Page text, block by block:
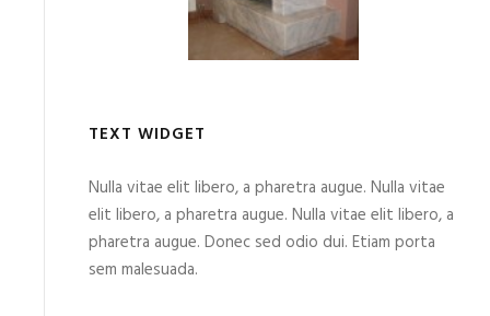
TEXT WIDGET
Nulla vitae elit libero, a pharetra augue. Nulla vitae
elit libero, a pharetra augue. Nulla vitae elit libero, a
pharetra augue. Donec sed odio dui. Etiam porta
sem malesuada.